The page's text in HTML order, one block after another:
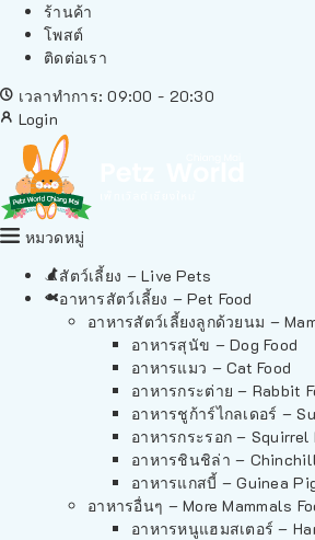
ร้านค้า
โพสต์
ติดต่อเรา
เวลาทำการ: 09:00 - 20:30
Login
หมวดหมู่
สัตว์เลี้ยง – Live Pets
อาหารสัตว์เลี้ยง – Pet Food
อาหารสัตว์เลี้ยงลูกด้วยนม –
อาหารสุนัข – Dog Food
อาหารแมว – Cat Food
อาหารกระต่าย – Rabbit
อาหารชูก้าร์ไกลเดอร์ –
อาหารกระรอก – Squirrel
อาหารชินชิล่า –
อาหารแกสบี้ – Guinea
อาหารอื่นๆ – More Mammals
อาหารหนูแฮมสเตอร์ –